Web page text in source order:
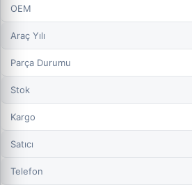
OEM
Araç Yılı
Parça Durumu
Stok
Kargo
Satıcı
Telefon